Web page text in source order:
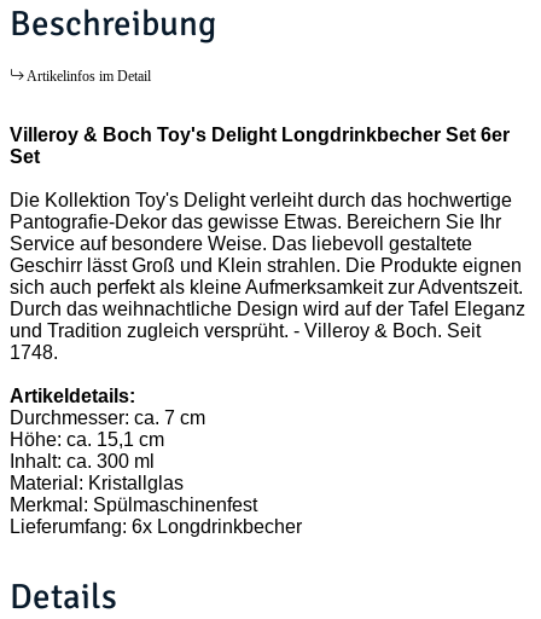
Beschreibung
Artikelinfos im Detail
Villeroy & Boch Toy's Delight Longdrinkbecher Set 6er
Set
Die Kollektion Toy's Delight verleiht durch das hochwertige
Pantografie-Dekor das gewisse Etwas. Bereichern Sie Ihr
Service auf besondere Weise. Das liebevoll gestaltete
Geschirr lässt Groß und Klein strahlen. Die Produkte eignen
sich auch perfekt als kleine Aufmerksamkeit zur Adventszeit.
Durch das weihnachtliche Design wird auf der Tafel Eleganz
und Tradition zugleich versprüht. - Villeroy & Boch. Seit
1748.
Artikeldetails:
Durchmesser: ca. 7 cm
Höhe: ca. 15,1 cm
Inhalt: ca. 300 ml
Material: Kristallglas
Merkmal: Spülmaschinenfest
Lieferumfang: 6x Longdrinkbecher
Details